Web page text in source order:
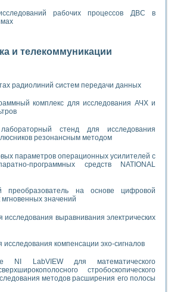
рабочих процессов ДВС в
и телекоммуникации
радиолиний систем передачи данных
комплекс для исследования АЧХ и
стенд для исследования
резонансным методом
параметров операционных усилителей с
программных средств NATIONAL
преобразователь на основе цифровой
значений
выравнивания электрических
исследования компенсации эхо-сигналов
NI LabVIEW для математического
стробоскопического
методов расширения его полосы